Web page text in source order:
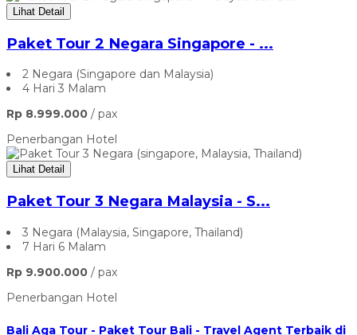
Lihat Detail
Paket Tour 2 Negara Singapore - ...
2 Negara (Singapore dan Malaysia)
4 Hari 3 Malam
Rp 8.999.000 / pax
Penerbangan Hotel
Lihat Detail
Paket Tour 3 Negara Malaysia - S...
3 Negara (Malaysia, Singapore, Thailand)
7 Hari 6 Malam
Rp 9.900.000 / pax
Penerbangan Hotel
Bali Aga Tour - Paket Tour Bali - Travel Agent Terbaik di